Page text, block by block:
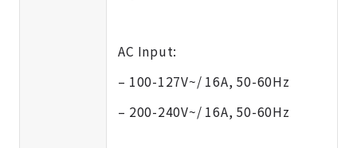
AC Input:
– 100-127V~/ 16A, 50-60Hz
– 200-240V~/ 16A, 50-60Hz